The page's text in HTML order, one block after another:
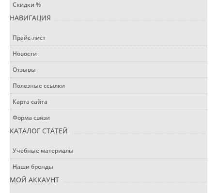
Скидки %
НАВИГАЦИЯ
Прайс-лист
Новости
Отзывы
Полезные ссылки
Карта сайта
Форма связи
КАТАЛОГ СТАТЕЙ
Учебные материалы
Наши бренды
МОЙ АККАУНТ